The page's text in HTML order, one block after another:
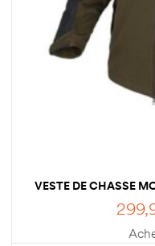
VESTE DE CHASSE